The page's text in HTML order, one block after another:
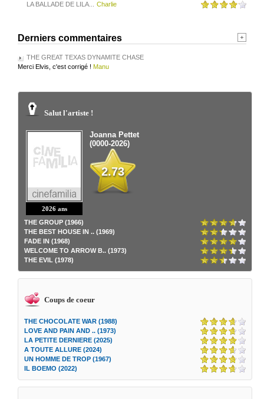
LA BALLADE DE LILA...
Charlie
Derniers commentaires
THE GREAT TEXAS DYNAMITE CHASE
Merci Elvis, c'est corrigé ! Manu
Salut l'artiste !
2026 ans
Joanna Pettet
(0000-2026)
2.73
THE GROUP (1966)
THE BEST HOUSE IN .. (1969)
FADE IN (1968)
WELCOME TO ARROW B.. (1973)
THE EVIL (1978)
Coups de coeur
THE CHOCOLATE WAR (1988)
LOVE AND PAIN AND .. (1973)
LA PETITE DERNIERE (2025)
A TOUTE ALLURE (2024)
UN HOMME DE TROP (1967)
IL BOEMO (2022)